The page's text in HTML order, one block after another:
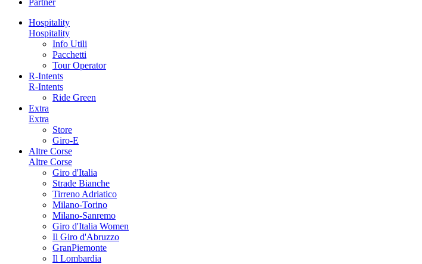
Hospitality
Hospitality
Info Utili
Pacchetti
Tour Operator
R-Intents
R-Intents
Ride Green
Extra
Extra
Store
Giro-E
Altre Corse
Altre Corse
Giro d'Italia
Strade Bianche
Tirreno Adriatico
Milano-Torino
Milano-Sanremo
Giro d'Italia Women
Il Giro d'Abruzzo
GranPiemonte
Il Lombardia